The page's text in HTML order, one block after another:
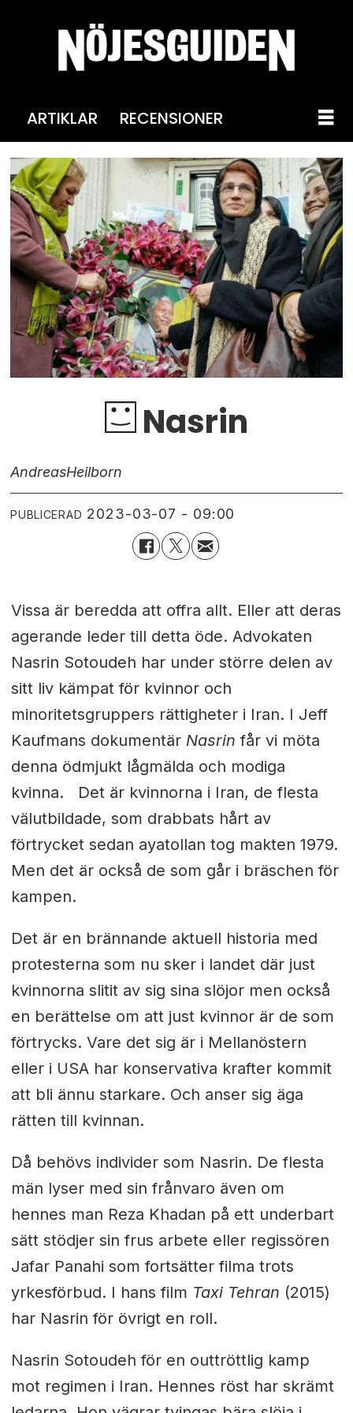
ARTIKLAR RECENSIONER
Nasrin
AndreasHeilborn
PUBLICERAD 2023-03-07 - 09:00
Vissa är beredda att offra allt. Eller att deras
agerande leder till detta öde. Advokaten
Nasrin Sotoudeh har under större delen av
sitt liv kämpat för kvinnor och
minoritetsgruppers rättigheter i Iran. I Jeff
Kaufmans dokumentär Nasrin får vi möta
denna ödmjukt lågmälda och modiga
kvinna. Det är kvinnorna i Iran, de flesta
välutbildade, som drabbats hårt av
förtrycket sedan ayatollan tog makten 1979.
Men det är också de som går i bräschen för
kampen.
Det är en brännande aktuell historia med
protesterna som nu sker i landet där just
kvinnorna slitit av sig sina slöjor men också
en berättelse om att just kvinnor är de som
förtrycks. Vare det sig är i Mellanöstern
eller i USA har konservativa krafter kommit
att bli ännu starkare. Och anser sig äga
rätten till kvinnan.
Då behövs individer som Nasrin. De flesta
män lyser med sin frånvaro även om
hennes man Reza Khadan på ett underbart
sätt stödjer sin frus arbete eller regissören
Jafar Panahi som fortsätter filma trots
yrkesförbud. I hans film Taxi Tehran (2015)
har Nasrin för övrigt en roll.
Nasrin Sotoudeh för en outtröttlig kamp
mot regimen i Iran. Hennes röst har skrämt